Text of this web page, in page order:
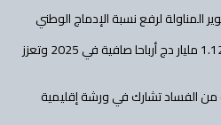
المناولة لرفع نسبة الإدماج الوطني
الشركة الجزائرية للتأمينات تحقق 1.12 مليار دج أرباحا صافية في 2025 وتعزز
من الفساد تشارك في ورشة إقليمية